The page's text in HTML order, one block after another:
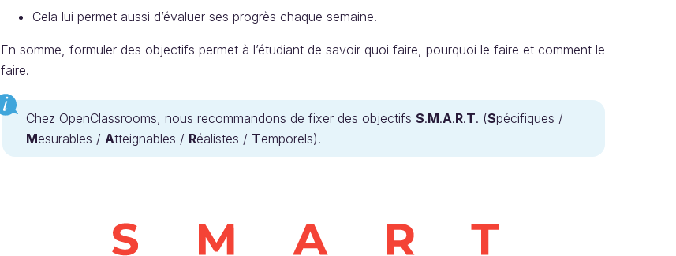
Cela lui permet aussi d’évaluer ses progrès chaque semaine.
En somme, formuler des objectifs permet à l’étudiant de savoir quoi faire, pourquoi le faire et comment le
faire.
Chez OpenClassrooms, nous recommandons de fixer des objectifs S.M.A.R.T. (Spécifiques /
Mesurables / Atteignables / Réalistes / Temporels).